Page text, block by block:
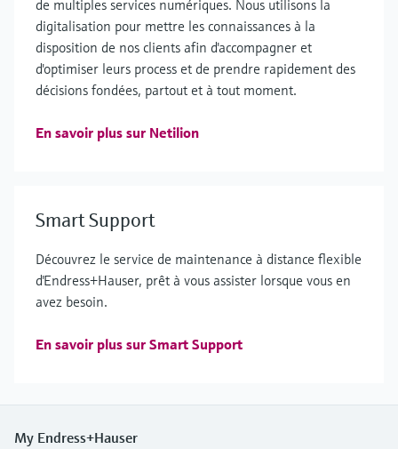
de multiples services numériques. Nous utilisons la
digitalisation pour mettre les connaissances à la
disposition de nos clients afin d'accompagner et
d'optimiser leurs process et de prendre rapidement des
décisions fondées, partout et à tout moment.
En savoir plus sur Netilion
Smart Support
Découvrez le service de maintenance à distance flexible
d'Endress+Hauser, prêt à vous assister lorsque vous en
avez besoin.
En savoir plus sur Smart Support
My Endress+Hauser